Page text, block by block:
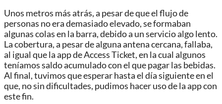
Unos metros más atrás, a pesar de que el flujo de
personas no era demasiado elevado, se formaban
algunas colas en la barra, debido a un servicio algo lento.
La cobertura, a pesar de alguna antena cercana, fallaba,
al igual que la app de Access Ticket, en la cual algunos
teníamos saldo acumulado con el que pagar las bebidas.
Al final, tuvimos que esperar hasta el día siguiente en el
que, no sin dificultades, pudimos hacer uso de la app con
este fin.